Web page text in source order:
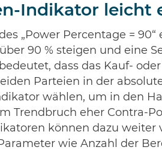
Indikator leicht
„Power Percentage =
90 % steigen und eine
dass das Kauf-
Parteien in der
wählen, um in den
Trendbruch eher Contra-
können dazu weiter
wie Anzahl der